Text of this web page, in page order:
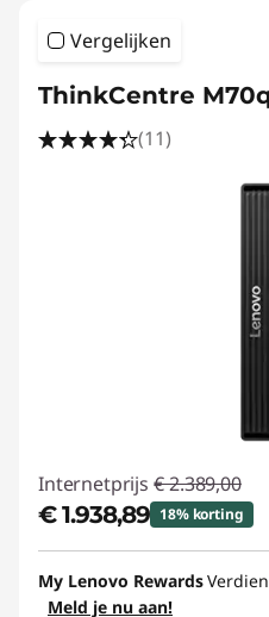
Vergelijken
ThinkCentre
(11)
Internetprijs € 2.389,00
€ 1.938,89 18% korting
eCoupon-besparingen
My Lenovo RewardsVerdien
Meld je nu aan!